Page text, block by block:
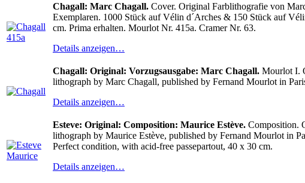
Chagall: Marc Chagall. Cover. Original Farblithografie von
Exemplaren. 1000 Stück auf Vélin d´Arches & 150 Stück auf
cm. Prima erhalten. Mourlot Nr. 415a. Cramer Nr. 63.
Details anzeigen…
Chagall: Original: Vorzugsausgabe: Marc Chagall. Mourlot I.
lithograph by Marc Chagall, published by Fernand Mourlot in
Details anzeigen…
Esteve: Original: Composition: Maurice Estève. Composition.
lithograph by Maurice Estève, published by Fernand Mourlot in
Perfect condition, with acid-free passepartout, 40 x 30 cm.
Details anzeigen…